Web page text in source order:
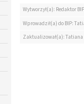
Wytworzył(a): Redaktor BIP
Wprowadził(a) do BIP:
Zaktualizował(a):